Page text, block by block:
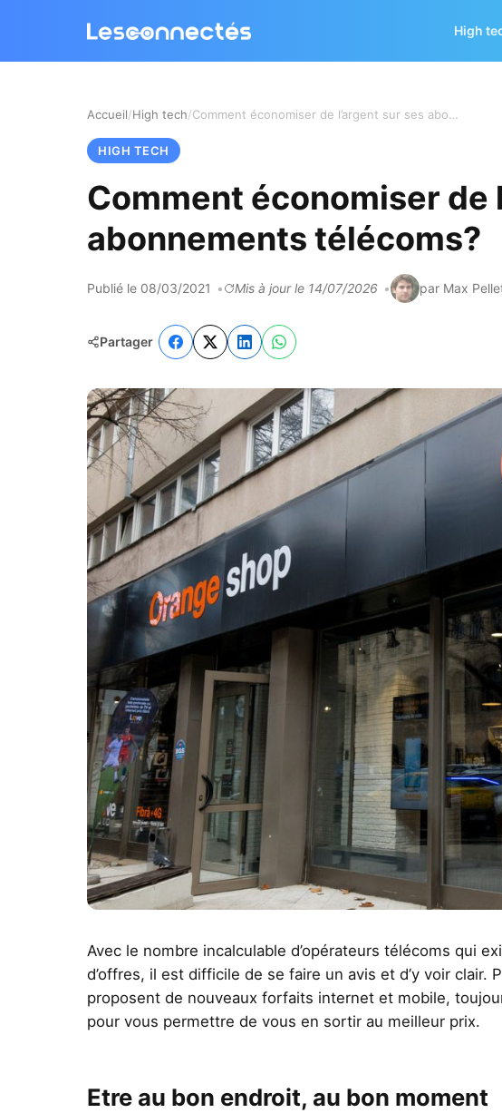
High
Accueil High tech Comment économiser de l’argent sur ses abonnements télécoms?
HIGH TECH
Comment économiser de
abonnements télécoms?
Publié le 08/03/2021 Mis à jour le 14/07/2026 par Max
Partager
Avec le nombre incalculable d’opérateurs télécoms qui
d’offres, il est difficile de se faire un avis et d’y voir clair.
proposent de nouveaux forfaits internet et mobile,
pour vous permettre de vous en sortir au meilleur prix.
Etre au bon endroit, au bon moment